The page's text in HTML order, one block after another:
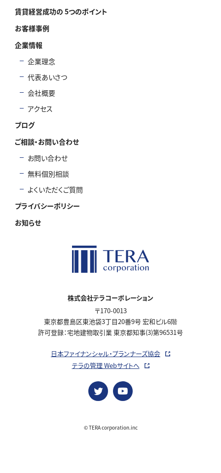
株式会社テラコーポレーション
〒170-0013
東京都豊島区東池袋3丁目20番9号 宏和ビル6階
許可登録：宅地建物取引業 東京都知事(3)第96531号
日本ファイナンシャル・プランナーズ協会
テラの管理 Webサイトへ
© TERA corporation.inc
賃貸経営成功の 5つのポイント
お客様事例
企業情報
企業理念
代表あいさつ
会社概要
アクセス
ブログ
ご相談・お問い合わせ
お問い合わせ
無料個別相談
よくいただくご質問
プライバシーポリシー
お知らせ